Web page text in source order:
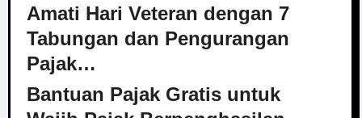
Amati Hari Veteran dengan 7
Tabungan dan Pengurangan
Pajak…
Bantuan Pajak Gratis untuk